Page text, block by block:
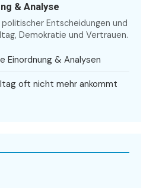
& Analyse
Entscheidungen und
Demokratie und Vertrauen.
Einordnung & Analysen
oft nicht mehr ankommt